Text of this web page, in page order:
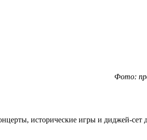
Фото:
исторические игры и диджей-сет